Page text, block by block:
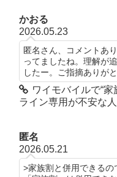
かおる
2026.05.23
匿名さん、コメントあ
ってましたね。理解が
したー。ご指摘ありが
ワイモバイルで“
ライン専用が不安な
匿名
2026.05.21
>家族割と併用できるの